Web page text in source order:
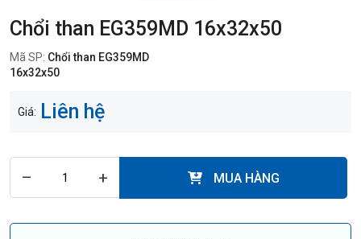
Chổi than EG359MD 16x32x50
Mã SP: Chổi than EG359MD
16x32x50
Giá: Liên hệ
– + MUA HÀNG